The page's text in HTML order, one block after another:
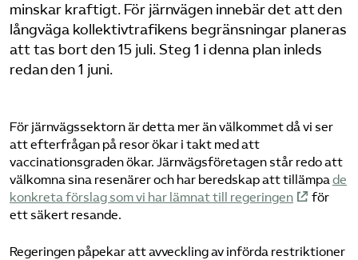
minskar kraftigt. För järnvägen innebär det att den
långväga kollektivtrafikens begränsningar planeras
att tas bort den 15 juli. Steg 1 i denna plan inleds
redan den 1 juni.
För järnvägssektorn är detta mer än välkommet då vi ser
att efterfrågan på resor ökar i takt med att
vaccinationsgraden ökar. Järnvägsföretagen står redo att
välkomna sina resenärer och har beredskap att tillämpade
konkreta förslag som vi har lämnat till regeringen
för
ett säkert resande.
Regeringen påpekar att avveckling av införda restriktioner